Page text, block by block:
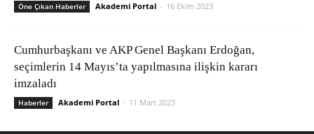
Öne Çıkan Haberler Akademi Portal - 16 Ekim 2023
Cumhurbaşkanı ve AKP Genel Başkanı Erdoğan,
seçimlerin 14 Mayıs’ta yapılmasına ilişkin kararı
imzaladı
Haberler Akademi Portal - 11 Mart 2023